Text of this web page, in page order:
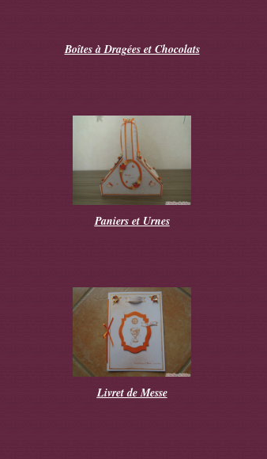
Boîtes à Dragées et Chocolats
Paniers et Urnes
Livret de Messe